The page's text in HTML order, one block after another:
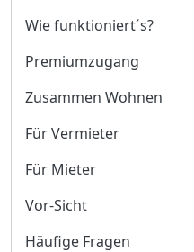
Wie funktioniert´s?
Premiumzugang
Zusammen Wohnen
Für Vermieter
Für Mieter
Vor-Sicht
Häufige Fragen